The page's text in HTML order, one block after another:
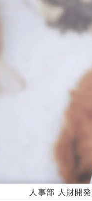
人事部 人財開